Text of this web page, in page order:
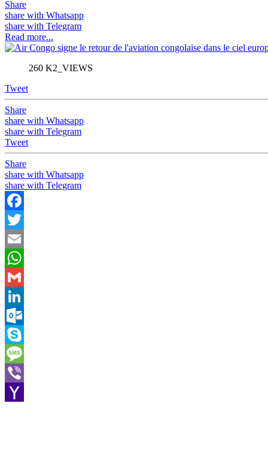
Share
share with Whatsapp
share with Telegram
Read more...
260 K2_VIEWS
Tweet
Share
share with Whatsapp
share with Telegram
Tweet
Share
share with Whatsapp
share with Telegram
Facebook
Twitter
Email
WhatsApp
Gmail
LinkedIn
Outlook.com
Skype
Message
Viber